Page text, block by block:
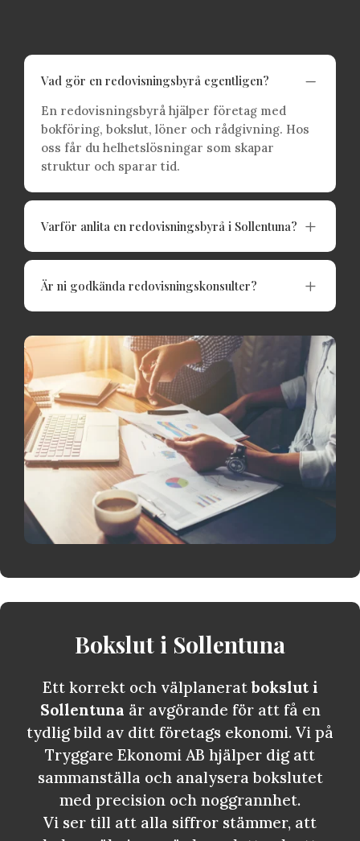
Vad gör en redovisningsbyrå egentligen? K
En redovisningsbyrå hjälper företag med
bokföring, bokslut, löner och rådgivning. Hos
oss får du helhetslösningar som skapar
struktur och sparar tid.
Varför anlita en redovisningsbyrå i Sollentuna? L
Är ni godkända redovisningskonsulter? L
Bokslut i Sollentuna
Ett korrekt och välplaneratbokslut i
Sollentuna är avgörande för att få en
tydlig bild av ditt företags ekonomi. Vi på
Tryggare Ekonomi AB hjälper dig att
sammanställa och analysera bokslutet
med precision och noggrannhet.
Vi ser till att alla siffror stämmer, att